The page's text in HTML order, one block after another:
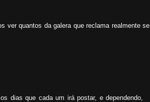
ver quantos da galera que reclama realmente se
dias que cada um irá postar, e dependendo,